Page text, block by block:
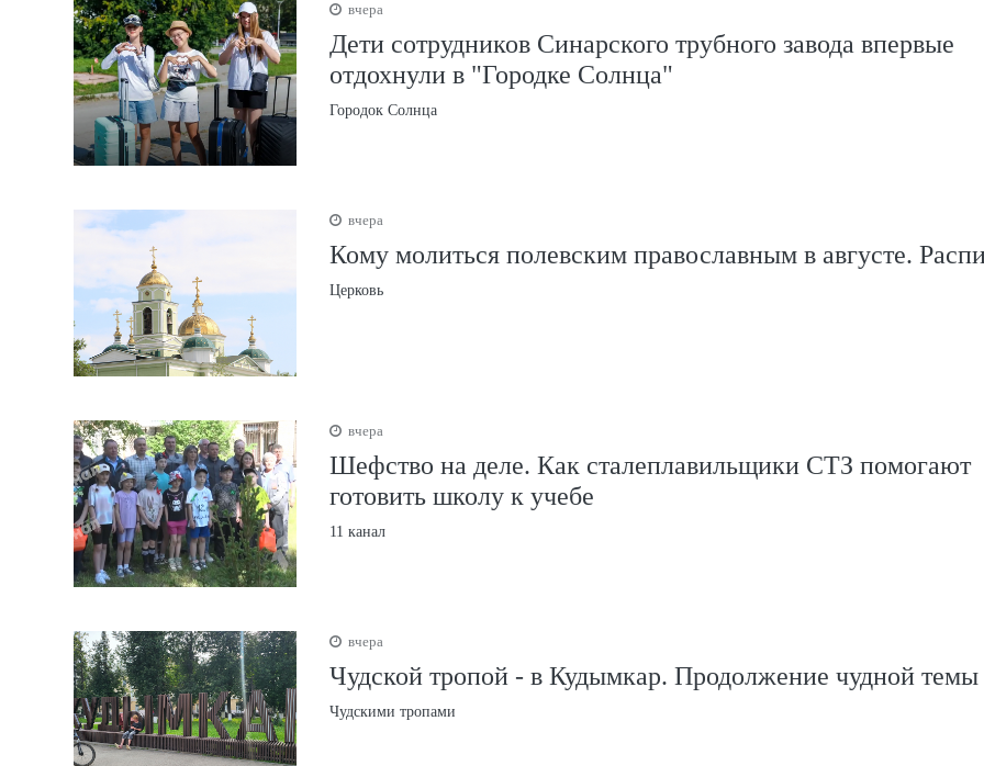
вчера
Дети сотрудников Синарского трубного завода впервые
отдохнули в "Городке Солнца"
Городок Солнца
вчера
Кому молиться полевским православным в августе.
Церковь
вчера
Шефство на деле. Как сталеплавильщики СТЗ помогают
готовить школу к учебе
11 канал
вчера
Чудской тропой - в Кудымкар. Продолжение чудной темы
Чудскими тропами